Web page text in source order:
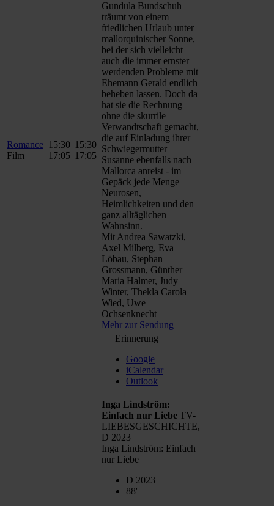
Romance
Film
15:30
17:05
15:30
17:05
Gundula Bundschuh
träumt von einem
friedlichen Urlaub unter
mallorquinischer Sonne,
bei der sich vielleicht
auch die immer ernster
werdenden Probleme mit
Ehemann Gerald endlich
beheben lassen. Doch da
hat sie die Rechnung
ohne die skurrile
Verwandtschaft gemacht,
die auf Einladung ihrer
Schwiegermutter
Susanne ebenfalls nach
Mallorca anreist - im
Gepäck jede Menge
Neurosen,
Heimlichkeiten und den
ganz alltäglichen
Wahnsinn.
Mit Andrea Sawatzki,
Axel Milberg, Eva
Löbau, Stephan
Grossmann, Günther
Maria Halmer, Judy
Winter, Thekla Carola
Wied, Uwe
Ochsenknecht
Mehr zur Sendung
Erinnerung
Google
iCalendar
Outlook
Inga Lindström:
Einfach nur Liebe TV-
LIEBESGESCHICHTE,
D 2023
Inga Lindström: Einfach
nur Liebe
D 2023
88'